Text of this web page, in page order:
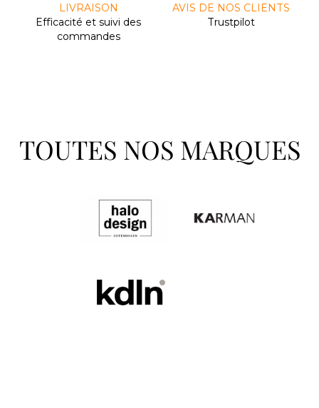
LIVRAISON
Efﬁcacité et suivi des
commandes
AVIS DE NOS CLIENTS
Trustpilot
TOUTES NOS MARQUES